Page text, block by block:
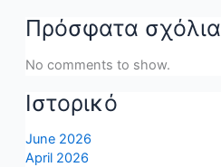
Πρόσφατα σχόλια
No comments to show.
Ιστορικό
June 2026
April 2026